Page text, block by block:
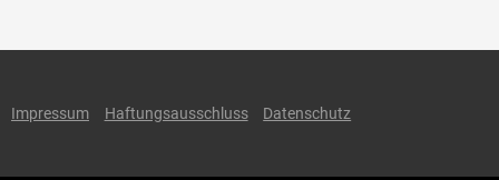
Impressum Haftungsausschluss Datenschutz